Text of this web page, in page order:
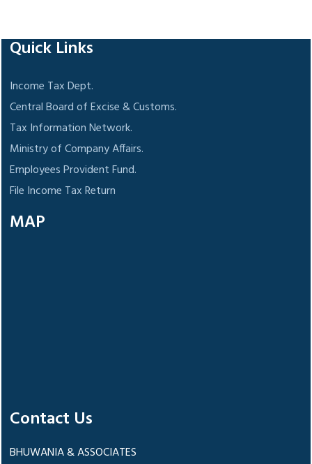
Quick Links
Income Tax Dept.
Central Board of Excise & Customs.
Tax Information Network.
Ministry of Company Affairs.
Employees Provident Fund.
File Income Tax Return
MAP
Contact Us
BHUWANIA & ASSOCIATES